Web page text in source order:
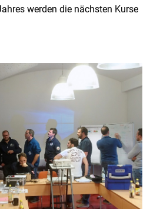
werden die nächsten Kurse